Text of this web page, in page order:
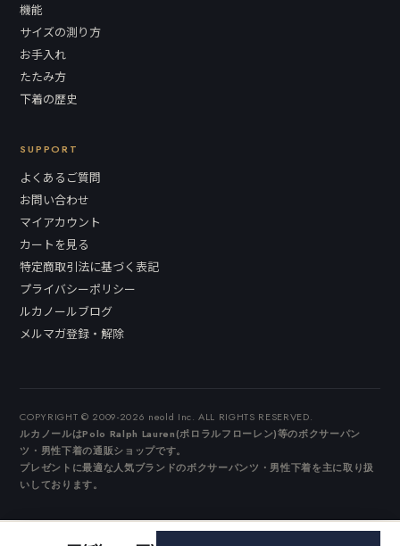
機能
サイズの測り方
お手入れ
たたみ方
下着の歴史
SUPPORT
よくあるご質問
お問い合わせ
マイアカウント
カートを見る
特定商取引法に基づく表記
プライバシーポリシー
ルカノールブログ
メルマガ登録・解除
COPYRIGHT © 2009-2026 neold Inc. ALL RIGHTS RESERVED.
ルカノールはPolo Ralph Lauren(ポロラルフローレン)等のボクサーパン
ツ・男性下着の通販ショップです。
プレゼントに最適な人気ブランドのボクサーパンツ・男性下着を主に取り扱
いしております。